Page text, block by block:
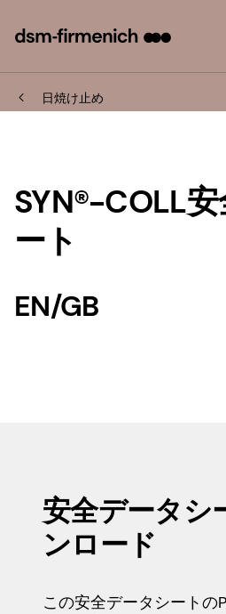
日焼け止め
SYN®-COLL
ート
EN/GB
安全データシ
ンロード
この安全データシートの